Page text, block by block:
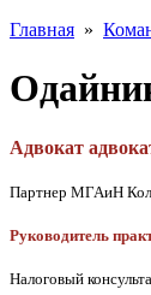
Главная »
Адвокат
Партнер МГАиН
Руководитель
Налоговый